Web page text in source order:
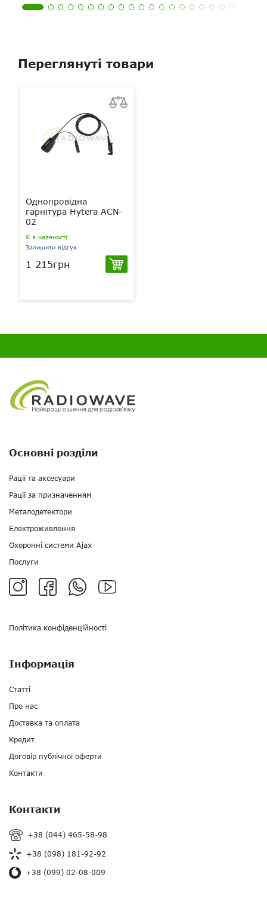
Переглянуті товари
Однопровідна
гарнітура Hytera ACN-
02
Є в наявності
Залишити відгук
1 215грн
Політика конфіденційності
Основні розділи
Рації та аксесуари
Рації за призначенням
Металодетектори
Електроживлення
Охоронні системи Ajax
Послуги
Інформація
Статті
Про нас
Доставка та оплата
Кредит
Договір публічної оферти
Контакти
Контакти
+38 (044) 465-58-98
+38 (098) 181-92-92
+38 (099) 02-08-009